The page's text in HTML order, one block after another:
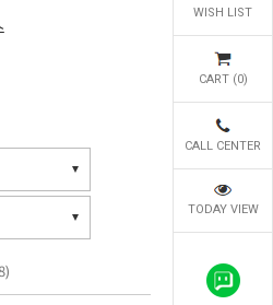
WISH LIST
CART (0)
CALL CENTER
TODAY VIEW